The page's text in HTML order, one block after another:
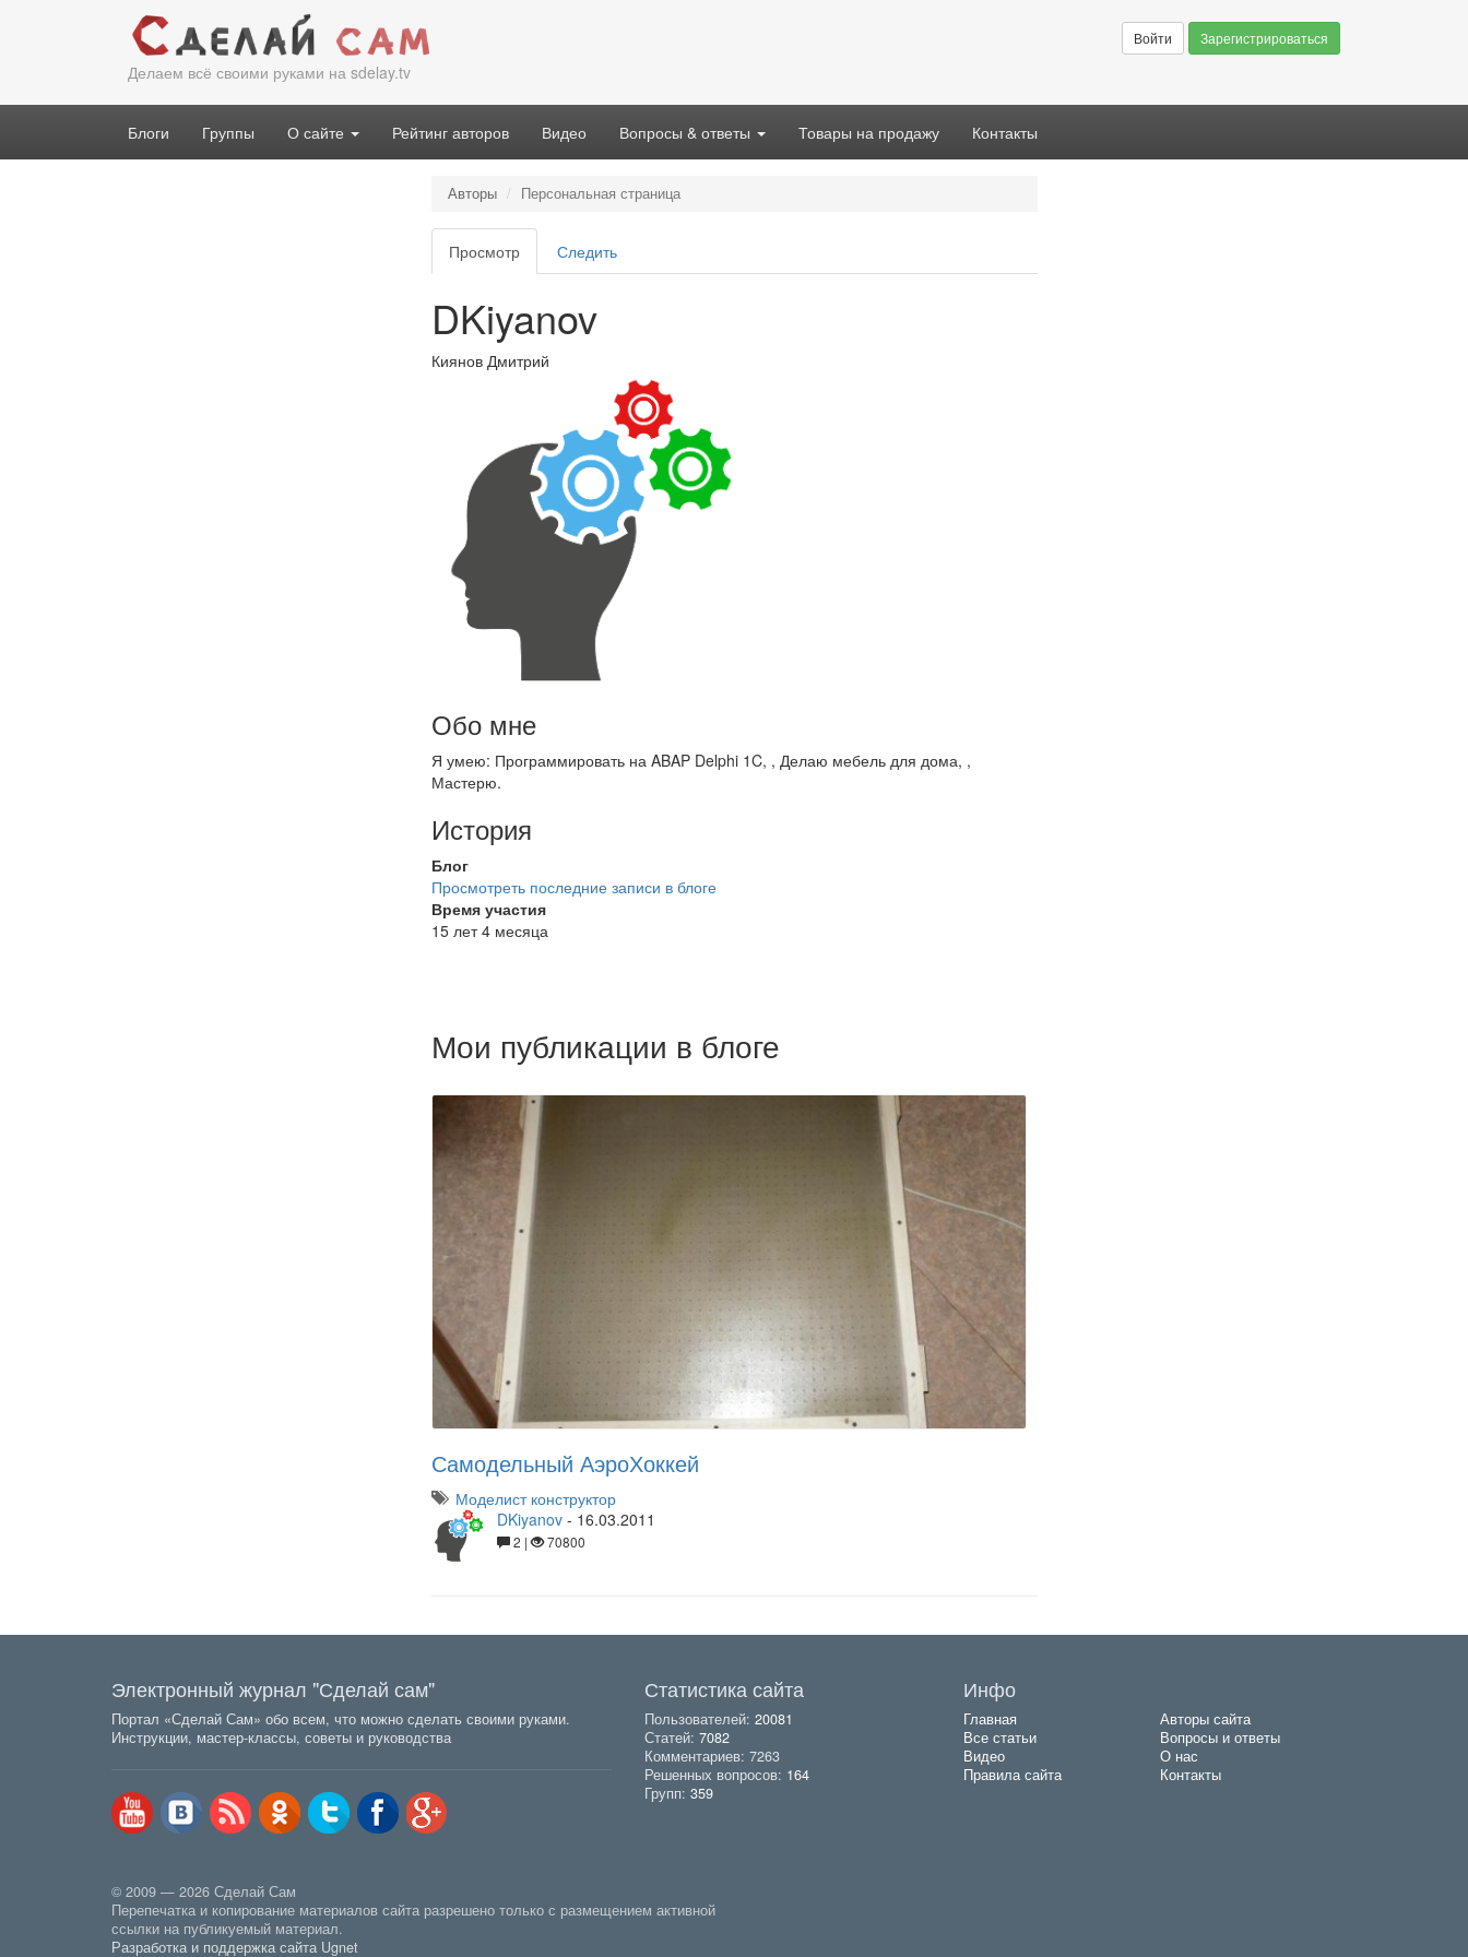
Делаем всё своими руками на sdelay.tv
Войти Зарегистрироваться
Блоги Группы О сайте Рейтинг авторов Видео Вопросы & ответы Товары на продажу Контакты
Авторы Персональная страница
Главные
вкладки
Просмотр(активная
вкладка)
Следить
DKiyanov
Киянов Дмитрий
Обо мне
Я умею: Программировать на ABAP Delphi 1C, , Делаю мебель для дома, ,
Мастерю.
История
Блог
Просмотреть последние записи в блоге
Время участия
15 лет 4 месяца
Мои публикации в блоге
Самодельный АэроХоккей
Моделист конструктор
DKiyanov- 16.03.2011
2 | 70800
Электронный журнал "Сделай сам"
Портал «Сделай Сам» обо всем, что можно сделать своими руками.
Инструкции, мастер-классы, советы и руководства
Статистика сайта
Пользователей: 20081
Статей: 7082
Комментариев: 7263
Решенных вопросов: 164
Групп: 359
Инфо
Главная
Авторы сайта
Все статьи
Вопросы и ответы
Видео
О нас
Правила сайта
Контакты
© 2009 — 2026 Сделай Сам
Перепечатка и копирование материалов сайта разрешено только с размещением активной
ссылки на публикуемый материал.
Разработка и поддержка сайта Ugnet